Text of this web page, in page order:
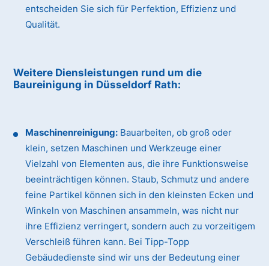
entscheiden Sie sich für Perfektion, Effizienz und
Qualität.
Weitere Diensleistungen rund um die
Baureinigung in Düsseldorf Rath:
Maschinenreinigung: Bauarbeiten, ob groß oder
klein, setzen Maschinen und Werkzeuge einer
Vielzahl von Elementen aus, die ihre Funktionsweise
beeinträchtigen können. Staub, Schmutz und andere
feine Partikel können sich in den kleinsten Ecken und
Winkeln von Maschinen ansammeln, was nicht nur
ihre Effizienz verringert, sondern auch zu vorzeitigem
Verschleiß führen kann. Bei Tipp-Topp
Gebäudedienste sind wir uns der Bedeutung einer